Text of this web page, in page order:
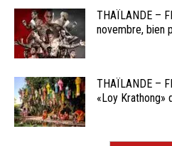
THAÏLANDE –
novembre, bien
THAÏLANDE –
«Loy Krathong»